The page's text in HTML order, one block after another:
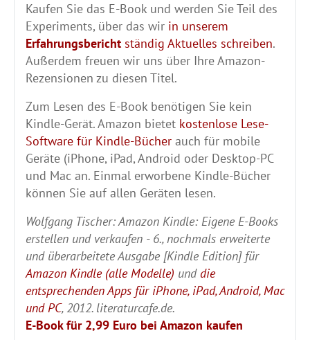
Kaufen Sie das E-Book und werden Sie Teil des
Experiments, über das wir in unserem
Erfahrungsbericht ständig Aktuelles schreiben.
Außerdem freuen wir uns über Ihre Amazon-
Rezensionen zu diesen Titel.
Zum Lesen des E-Book benötigen Sie kein
Kindle-Gerät. Amazon bietet kostenlose Lese-
Software für Kindle-Bücher auch für mobile
Geräte (iPhone, iPad, Android oder Desktop-PC
und Mac an. Einmal erworbene Kindle-Bücher
können Sie auf allen Geräten lesen.
Wolfgang Tischer: Amazon Kindle: Eigene E-Books
erstellen und verkaufen - 6., nochmals erweiterte
und überarbeitete Ausgabe [Kindle Edition] für
Amazon Kindle (alle Modelle) und die
entsprechenden Apps für iPhone, iPad, Android, Mac
und PC, 2012. literaturcafe.de.
E-Book für 2,99 Euro bei Amazon kaufen